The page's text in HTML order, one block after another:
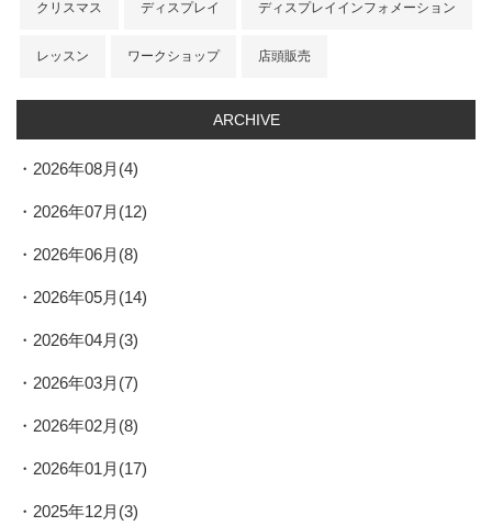
クリスマス ディスプレイ ディスプレイインフォメーション
レッスン ワークショップ 店頭販売
ARCHIVE
2026年08月(4)
2026年07月(12)
2026年06月(8)
2026年05月(14)
2026年04月(3)
2026年03月(7)
2026年02月(8)
2026年01月(17)
2025年12月(3)